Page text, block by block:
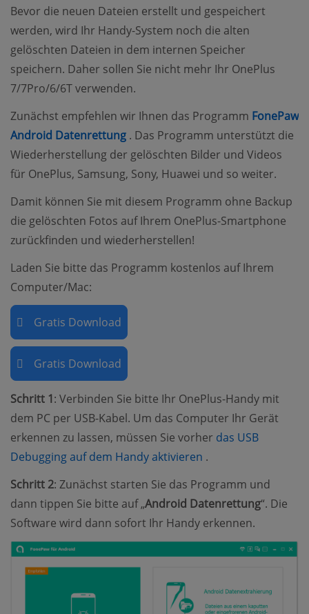
Bevor die neuen Dateien erstellt und gespeichert
werden, wird Ihr Handy-System noch die alten
gelöschten Dateien in dem internen Speicher
speichern. Daher sollen Sie nicht mehr Ihr OnePlus
7/7Pro/6/6T verwenden.
Zunächst empfehlen wir Ihnen das Programm FonePaw
Android Datenrettung (opens new window)
. Das Programm unterstützt die
Wiederherstellung der gelöschten Bilder und Videos
für OnePlus, Samsung, Sony, Huawei und so weiter.
Damit können Sie mit diesem Programm ohne Backup
die gelöschten Fotos auf Ihrem OnePlus-Smartphone
zurückfinden und wiederherstellen!
Laden Sie bitte das Programm kostenlos auf Ihrem
Computer/Mac:
Gratis Download
Gratis Download
Schritt 1: Verbinden Sie bitte Ihr OnePlus-Handy mit
dem PC per USB-Kabel. Um das Computer Ihr Gerät
erkennen zu lassen, müssen Sie vorher das USB
Debugging auf dem Handy aktivieren (opens new
.
Schritt 2: Zunächst starten Sie das Programm und
dann tippen Sie bitte auf „Android Datenrettung“. Die
Software wird dann sofort Ihr Handy erkennen.